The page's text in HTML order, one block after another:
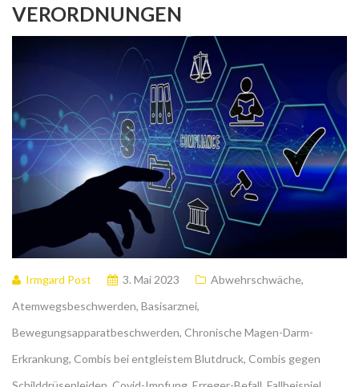
VERORDNUNGEN
Irmgard Post 3. Mai 2023 Abwehrschwäche,
Atemwegsbeschwerden, Basisarznei,
Bewegungsapparatbeschwerden, Chronische Magen-Darm-
Erkrankung, Combis bei entgleistem Blutdruck, Combis gegen